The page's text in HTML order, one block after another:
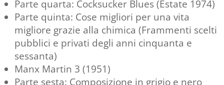
Parte quarta: Cocksucker Blues (Estate 1974)
Parte quinta: Cose migliori per una vita
migliore grazie alla chimica (Frammenti scelti
pubblici e privati degli anni cinquanta e
sessanta)
Manx Martin 3 (1951)
Parte sesta: Composizione in grigio e nero